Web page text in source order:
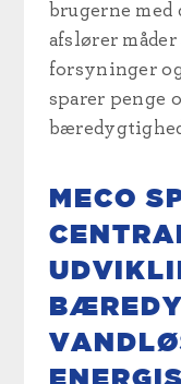
brugerne
afslører
forsyninger
sparer penge
MECO